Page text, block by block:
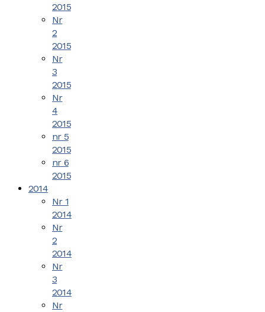
2015
Nr
2
2015
Nr
3
2015
Nr
4
2015
nr 5
2015
nr 6
2015
2014
Nr 1
2014
Nr
2
2014
Nr
3
2014
Nr